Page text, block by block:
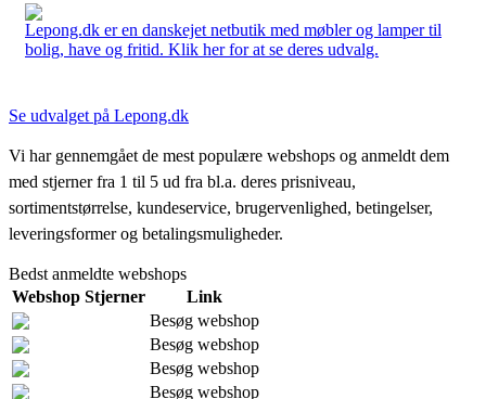
Lepong.dk er en danskejet netbutik med møbler og lamper til
bolig, have og fritid. Klik her for at se deres udvalg.
Se udvalget på Lepong.dk
Vi har gennemgået de mest populære webshops og anmeldt dem
med stjerner fra 1 til 5 ud fra bl.a. deres prisniveau,
sortimentstørrelse, kundeservice, brugervenlighed, betingelser,
leveringsformer og betalingsmuligheder.
Bedst anmeldte webshops
Webshop Stjerner
Link
Besøg webshop
Besøg webshop
Besøg webshop
Besøg webshop